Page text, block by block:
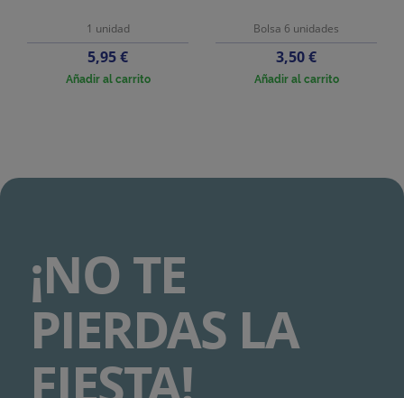
1 unidad
Precio
5,95 €
Añadir al carrito
Bolsa 6 unidades
Precio
3,50 €
Añadir al carrito
¡NO TE
PIERDAS LA
FIESTA!